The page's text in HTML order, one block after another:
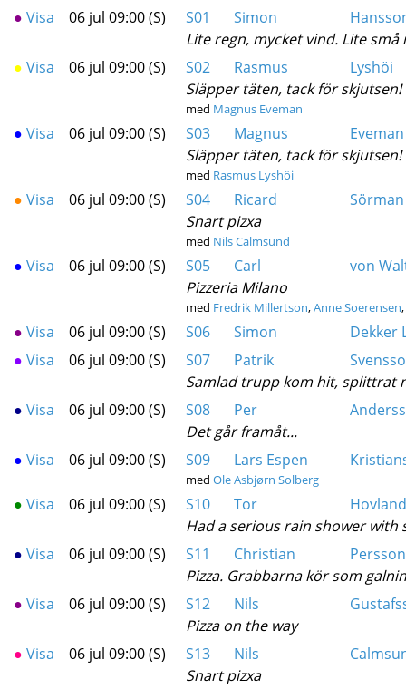
● Visa 06 jul 09:00 (S) S01 Simon
Lite regn, mycket vind. Lite små
● Visa 06 jul 09:00 (S) S02 Rasmus
Lyshöi
Släpper täten, tack för
med Magnus Eveman
● Visa 06 jul 09:00 (S) S03 Magnus
Eveman
Släpper täten, tack för
med Rasmus Lyshöi
● Visa 06 jul 09:00 (S) S04 Ricard
Sörman
Snart pizxa
med Nils Calmsund
● Visa 06 jul 09:00 (S) S05 Carl
von
Pizzeria Milano
med Fredrik Millertson,Anne Soerensen,
● Visa 06 jul 09:00 (S) S06 Simon
Dekker
● Visa 06 jul 09:00 (S) S07 Patrik
Samlad trupp kom hit, splittrat
● Visa 06 jul 09:00 (S) S08 Per
Det går framåt...
● Visa 06 jul 09:00 (S) S09 Lars Espen
med Ole Asbjørn Solberg
● Visa 06 jul 09:00 (S) S10 Tor
Hovland
Had a serious rain shower with
● Visa 06 jul 09:00 (S) S11 Christian
Persson
Pizza. Grabbarna kör som
● Visa 06 jul 09:00 (S) S12 Nils
Pizza on the way
● Visa 06 jul 09:00 (S) S13 Nils
Snart pizxa